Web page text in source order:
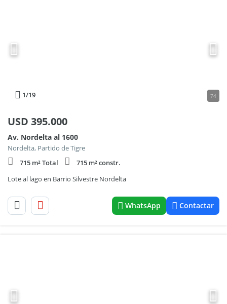
1/19 74
USD 395.000
Av. Nordelta al 1600
Nordelta, Partido de Tigre
715 m² Total
715 m² constr.
Lote al lago en Barrio Silvestre Nordelta
WhatsApp Contactar